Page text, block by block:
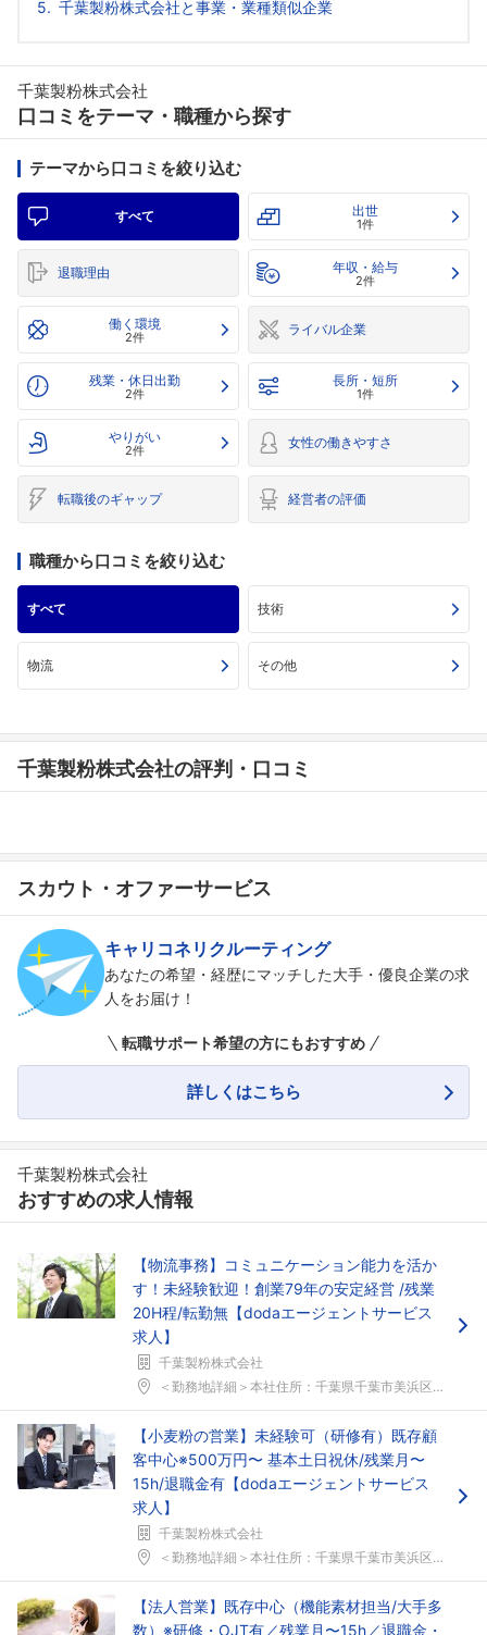
千葉製粉株式会社と事業・業種類似企業
千葉製粉株式会社
口コミをテーマ・職種から探す
テーマから口コミを絞り込む
すべて 出世
1件
退職理由 年収・給与
2件
働く環境
2件 ライバル企業
残業・休日出勤
2件
長所・短所
1件
やりがい
2件 女性の働きやすさ
転職後のギャップ 経営者の評価
職種から口コミを絞り込む
すべて 技術
物流 その他
千葉製粉株式会社の評判・口コミ
スカウト・オファーサービス
キャリコネリクルーティング
あなたの希望・経歴にマッチした大手・優良企業の求
人をお届け！
転職サポート希望の方にもおすすめ
詳しくはこちら
千葉製粉株式会社
おすすめの求人情報
【物流事務】コミュニケーション能力を活か
す！未経験歓迎！創業79年の安定経営 /残業
20H程/転勤無【dodaエージェントサービス
求人】
千葉製粉株式会社
＜勤務地詳細＞本社住所：千葉県千葉市美浜区新港17...
【小麦粉の営業】未経験可（研修有）既存顧
客中心※500万円〜 基本土日祝休/残業月〜
15h/退職金有【dodaエージェントサービス
求人】
千葉製粉株式会社
＜勤務地詳細＞本社住所：千葉県千葉市美浜区新港17...
【法人営業】既存中心（機能素材担当/大手多
数）※研修・OJT有／残業月〜15h／退職金・